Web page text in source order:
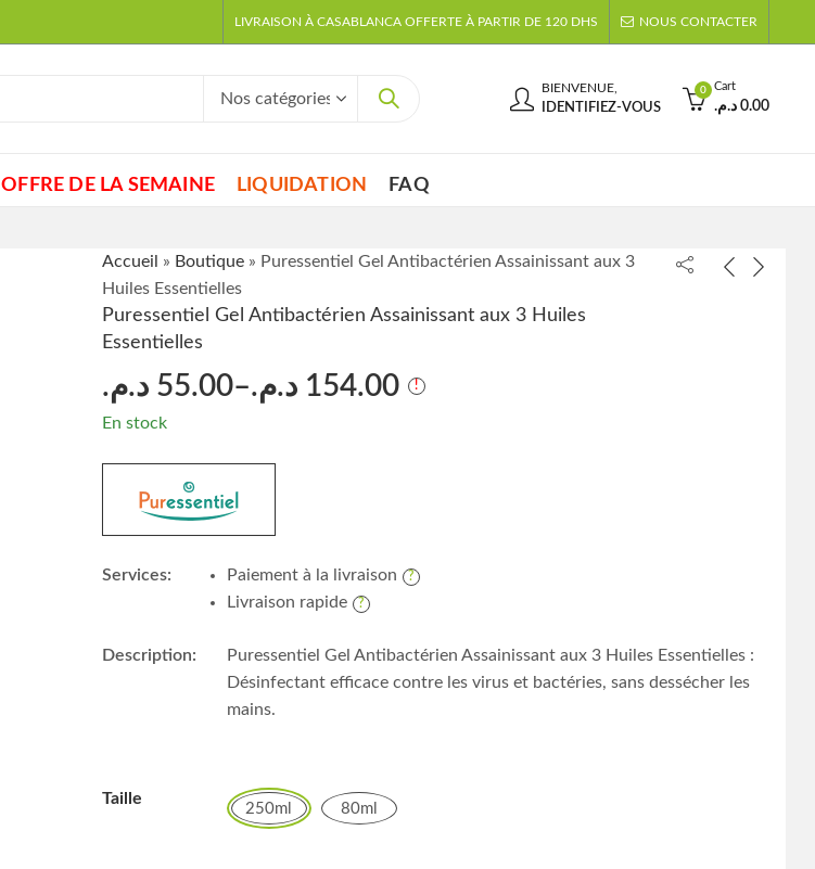
LIVRAISON À CASABLANCA OFFERTE À PARTIR DE 120 DHS NOUS CONTACTER
BIENVENUE,
IDENTIFIEZ-VOUS
0 Cart
0.00 د.م.
OFFRE DE LA SEMAINE LIQUIDATION FAQ
Accueil » Boutique» Puressentiel Gel Antibactérien Assainissant aux 3
Huiles Essentielles
Puressentiel Gel Antibactérien Assainissant aux 3 Huiles
Essentielles
55.00 د.م. – 154.00 د.م.
En stock
Services:
Paiement à la livraison
Livraison rapide
Description:
Puressentiel Gel Antibactérien Assainissant aux 3 Huiles Essentielles :
Désinfectant efficace contre les virus et bactéries, sans dessécher les
mains.
Taille
250ml 80ml